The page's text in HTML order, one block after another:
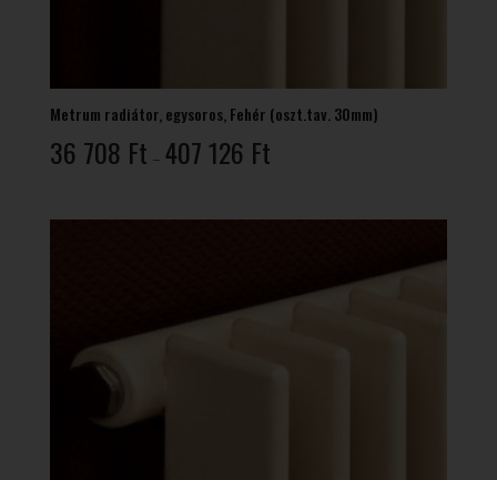
Metrum radiátor, egysoros, Fehér (oszt.tav. 30mm)
36 708 Ft – 407 126 Ft36
-